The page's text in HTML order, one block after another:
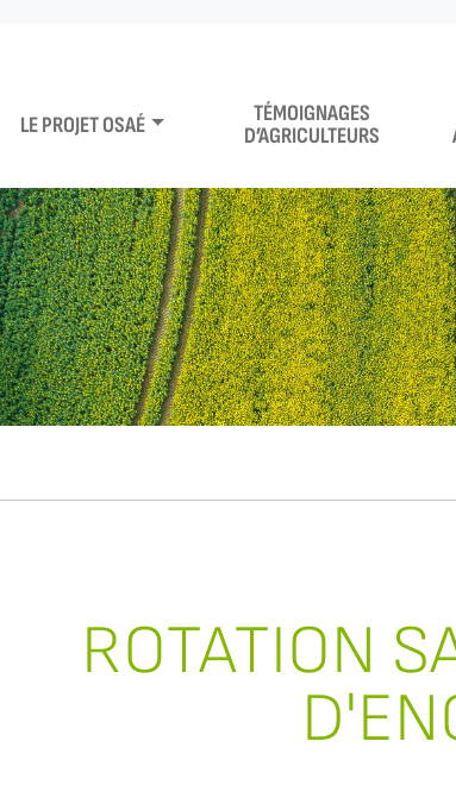
LE PROJET OSAÉ
TÉMOIGNAGES
D’AGRICULTEURS
ROTATION